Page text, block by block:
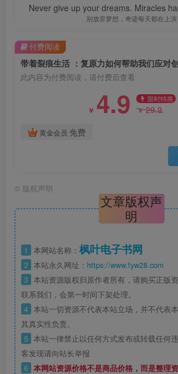
Never give up your dreams. Miracles
别放弃梦想，奇迹每天都在上演
此内容为付费阅读，请付费后查看
￥ 4.9 限时特惠
￥29.9
黄金会员 免费
付费阅读
© 版权声明
文章版权声
明
1 本网站名称： 枫叶电子书网
2 本站永久网址： https://www.fyw28.com
3 本站资源版权归原作者所有，请购买正版
联系我们，会第一时间下架处理。
4 本站一切资源不代表本站立场，并不代表
其真实性负责。
5 本站一律禁止以任何方式发布或转载任何
客发现请向站长举报
6 本网站资源价格不是商品价格，而是整理